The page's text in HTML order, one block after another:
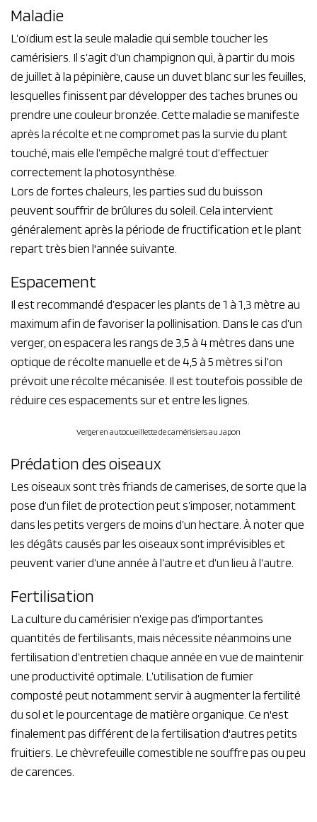
Maladie
L’oïdium est la seule maladie qui semble toucher les
camérisiers. Il s’agit d’un champignon qui, à partir du mois
de juillet à la pépinière, cause un duvet blanc sur les feuilles,
lesquelles finissent par développer des taches brunes ou
prendre une couleur bronzée. Cette maladie se manifeste
après la récolte et ne compromet pas la survie du plant
touché, mais elle l’empêche malgré tout d’effectuer
correctement la photosynthèse.
Lors de fortes chaleurs, les parties sud du buisson
peuvent souffrir de brûlures du soleil. Cela intervient
généralement après la période de fructification et le plant
repart très bien l'année suivante.
Espacement
Il est recommandé d’espacer les plants de 1 à 1,3 mètre au
maximum afin de favoriser la pollinisation. Dans le cas d’un
verger, on espacera les rangs de 3,5 à 4 mètres dans une
optique de récolte manuelle et de 4,5 à 5 mètres si l’on
prévoit une récolte mécanisée. Il est toutefois possible de
réduire ces espacements sur et entre les lignes.
Verger en autocueillette de camérisiers au Japon
Prédation des oiseaux
Les oiseaux sont très friands de camerises, de sorte que la
pose d’un filet de protection peut s’imposer, notamment
dans les petits vergers de moins d’un hectare. À noter que
les dégâts causés par les oiseaux sont imprévisibles et
peuvent varier d’une année à l’autre et d’un lieu à l’autre.
Fertilisation
La culture du camérisier n’exige pas d’importantes
quantités de fertilisants, mais nécessite néanmoins une
fertilisation d’entretien chaque année en vue de maintenir
une productivité optimale. L’utilisation de fumier
composté peut notamment servir à augmenter la fertilité
du sol et le pourcentage de matière organique. Ce n'est
finalement pas différent de la fertilisation d'autres petits
fruitiers. Le chèvrefeuille comestible ne souffre pas ou peu
de carences.